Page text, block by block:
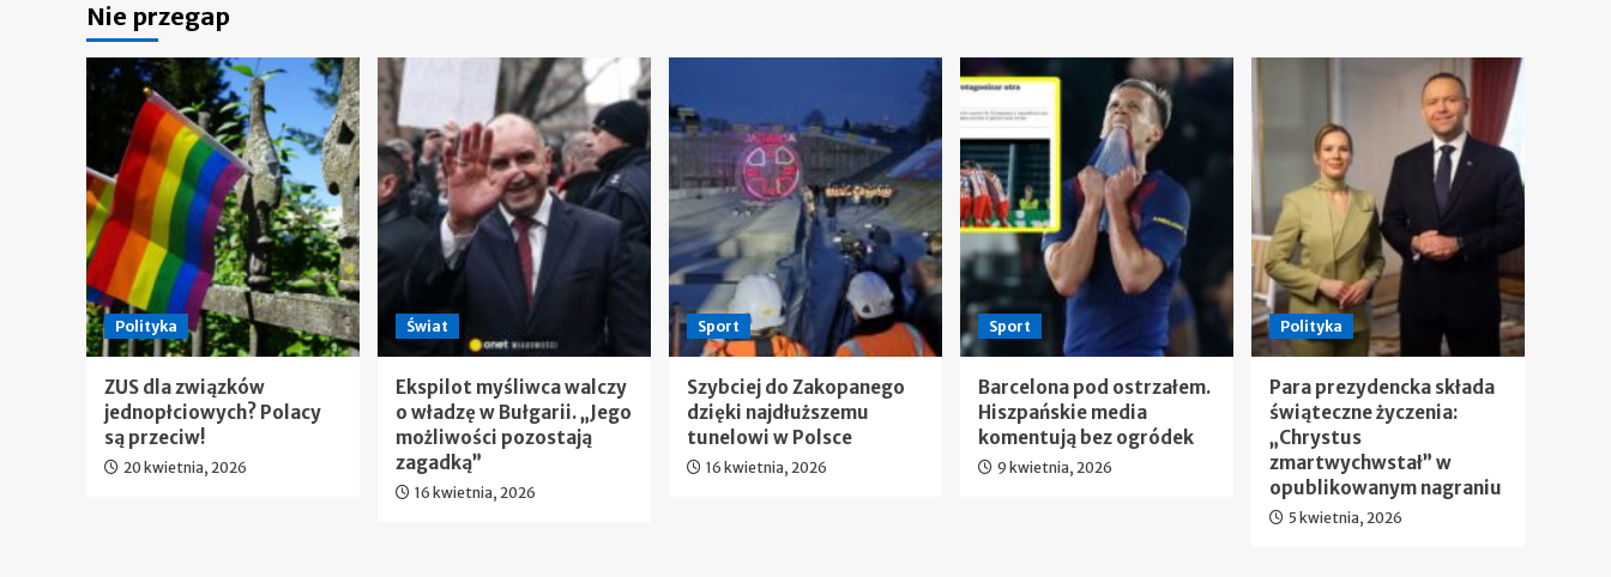
Nie przegap
Polityka
ZUS dla związków
jednopłciowych? Polacy
są przeciw!
20 kwietnia, 2026
Świat
Ekspilot myśliwca walczy
o władzę w Bułgarii. „Jego
możliwości pozostają
zagadką”
16 kwietnia, 2026
Sport
Szybciej do Zakopanego
dzięki najdłuższemu
tunelowi w Polsce
16 kwietnia, 2026
Sport
Barcelona pod ostrzałem.
Hiszpańskie media
komentują bez ogródek
9 kwietnia, 2026
Polityka
Para prezydencka składa
świąteczne życzenia:
„Chrystus
zmartwychwstał” w
opublikowanym nagraniu
5 kwietnia, 2026